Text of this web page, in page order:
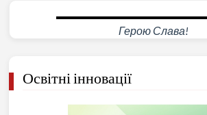
Герою Слава!
Освітні інновації